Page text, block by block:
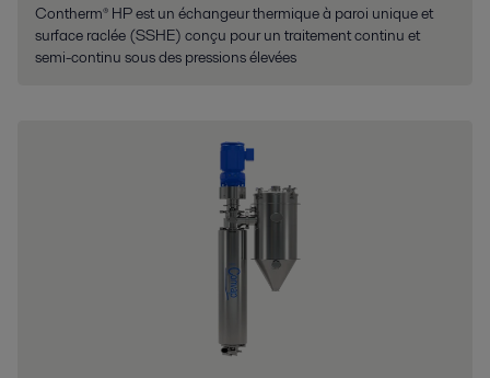
Contherm® HP est un échangeur thermique à paroi unique et
surface raclée (SSHE) conçu pour un traitement continu et
semi-continu sous des pressions élevées